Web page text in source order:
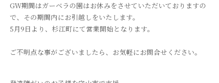
GW期間はガーベラの園はお休みをさせていただいておりますの
で、その期間内にお引越しをいたします。
5月9日より、杉江町にて営業開始となります。
ご不明点な事がございましたら、お気軽にお問合せください。